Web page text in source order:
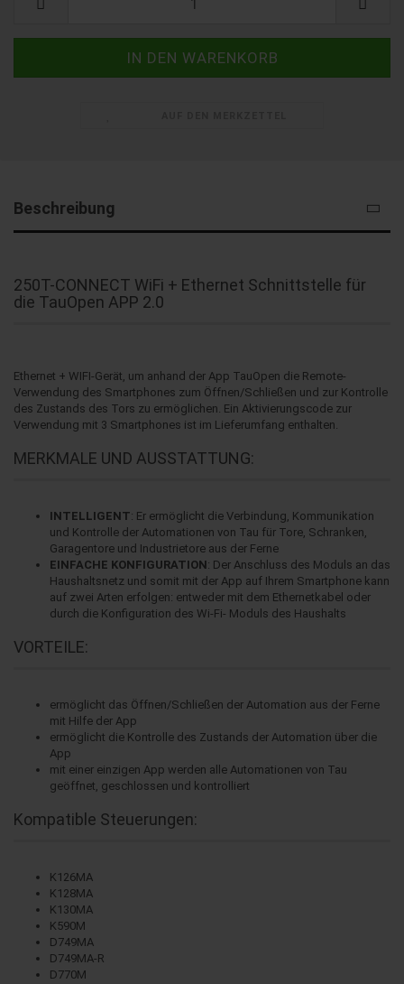
Beschreibung
250T-CONNECT WiFi + Ethernet Schnittstelle für
die TauOpen APP 2.0
Ethernet + WIFI-Gerät, um anhand der App TauOpen die Remote-
Verwendung des Smartphones zum Öffnen/Schließen und zur Kontrolle
des Zustands des Tors zu ermöglichen. Ein Aktivierungscode zur
Verwendung mit 3 Smartphones ist im Lieferumfang enthalten.
MERKMALE UND AUSSTATTUNG:
INTELLIGENT: Er ermöglicht die Verbindung, Kommunikation
und Kontrolle der Automationen von Tau für Tore, Schranken,
Garagentore und Industrietore aus der Ferne
EINFACHE KONFIGURATION: Der Anschluss des Moduls an das
Haushaltsnetz und somit mit der App auf Ihrem Smartphone kann
auf zwei Arten erfolgen: entweder mit dem Ethernetkabel oder
durch die Konfiguration des Wi-Fi- Moduls des Haushalts
VORTEILE:
ermöglicht das Öffnen/Schließen der Automation aus der Ferne
mit Hilfe der App
ermöglicht die Kontrolle des Zustands der Automation über die
App
mit einer einzigen App werden alle Automationen von Tau
geöffnet, geschlossen und kontrolliert
Kompatible Steuerungen:
K126MA
K128MA
K130MA
K590M
D749MA
D749MA-R
D770M